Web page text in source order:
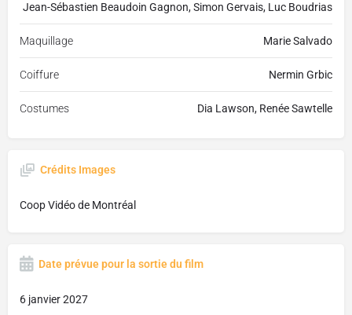
Jean-Sébastien Beaudoin Gagnon, Simon Gervais, Luc Boudrias
Maquillage Marie Salvado
Coiffure Nermin Grbic
Costumes Dia Lawson, Renée Sawtelle
Crédits Images
Coop Vidéo de Montréal
Date prévue pour la sortie du film
6 janvier 2027